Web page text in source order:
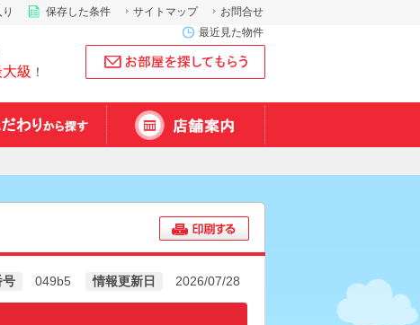
級 ！
お問合せ
サイトマップ
保存した条件
最近見た物件
号 049b5 情報更新日 2026/07/28